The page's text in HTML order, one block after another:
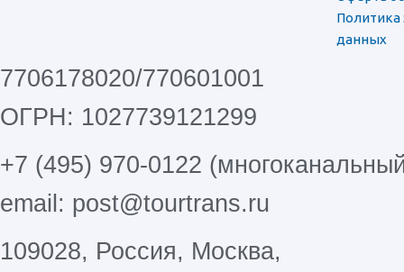
данных
7706178020/770601001
ОГРН: 1027739121299
+7 (495) 970-0122
email: post@tourtrans.ru
109028, Россия, Москва,